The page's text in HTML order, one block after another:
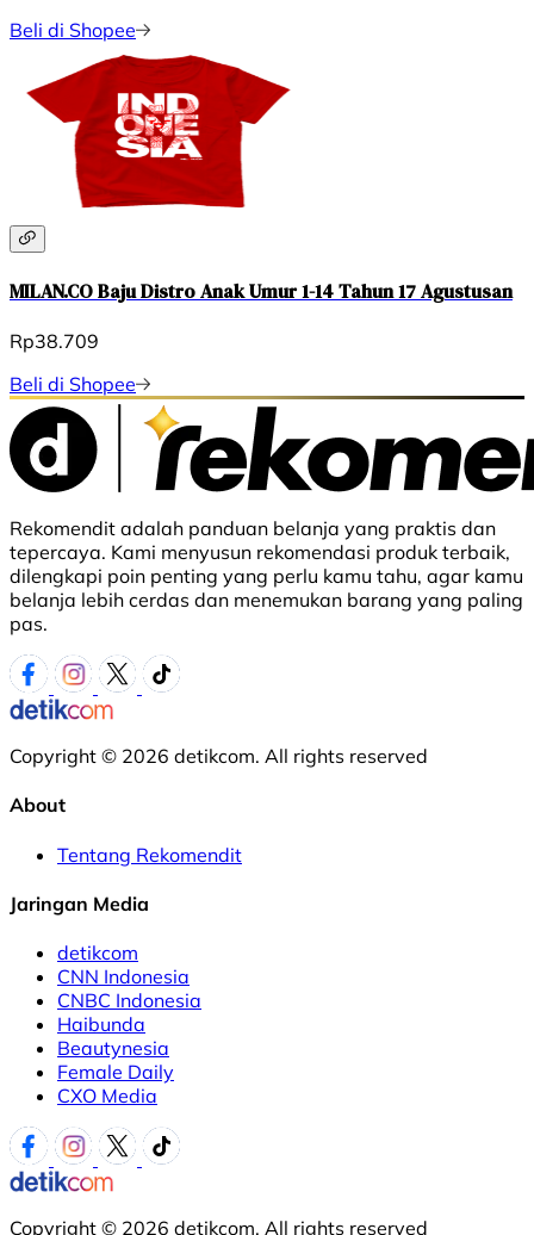
Beli di Shopee
MILAN.CO Baju Distro Anak Umur 1-14 Tahun 17 Agustusan
Rp38.709
Beli di Shopee
Rekomendit adalah panduan belanja yang praktis dan
tepercaya. Kami menyusun rekomendasi produk terbaik,
dilengkapi poin penting yang perlu kamu tahu, agar kamu
belanja lebih cerdas dan menemukan barang yang paling
pas.
Copyright © 2026 detikcom. All rights reserved
About
Tentang Rekomendit
Jaringan Media
detikcom
CNN Indonesia
CNBC Indonesia
Haibunda
Beautynesia
Female Daily
CXO Media
Copyright © 2026 detikcom. All rights reserved